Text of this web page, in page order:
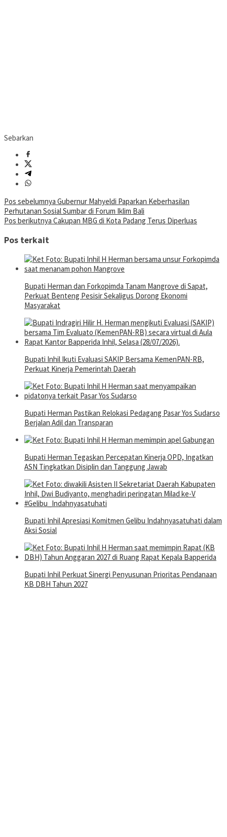
Sebarkan
Navigasi
pos
Pos sebelumnya Gubernur Mahyeldi Paparkan Keberhasilan
Perhutanan Sosial Sumbar di Forum Iklim Bali
Pos berikutnya Cakupan MBG di Kota Padang Terus Diperluas
Pos terkait
Bupati Herman dan Forkopimda Tanam Mangrove di Sapat,
Perkuat Benteng Pesisir Sekaligus Dorong Ekonomi
Masyarakat
Bupati Inhil Ikuti Evaluasi SAKIP Bersama KemenPAN-RB,
Perkuat Kinerja Pemerintah Daerah
Bupati Herman Pastikan Relokasi Pedagang Pasar Yos Sudarso
Berjalan Adil dan Transparan
Bupati Herman Tegaskan Percepatan Kinerja OPD, Ingatkan
ASN Tingkatkan Disiplin dan Tanggung Jawab
Bupati Inhil Apresiasi Komitmen Gelibu Indahnyasatuhati dalam
Aksi Sosial
Bupati Inhil Perkuat Sinergi Penyusunan Prioritas Pendanaan
KB DBH Tahun 2027